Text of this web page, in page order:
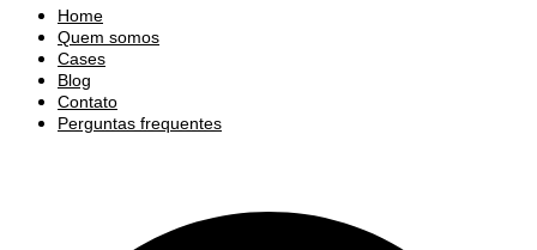
Home
Quem somos
Cases
Blog
Contato
Perguntas frequentes